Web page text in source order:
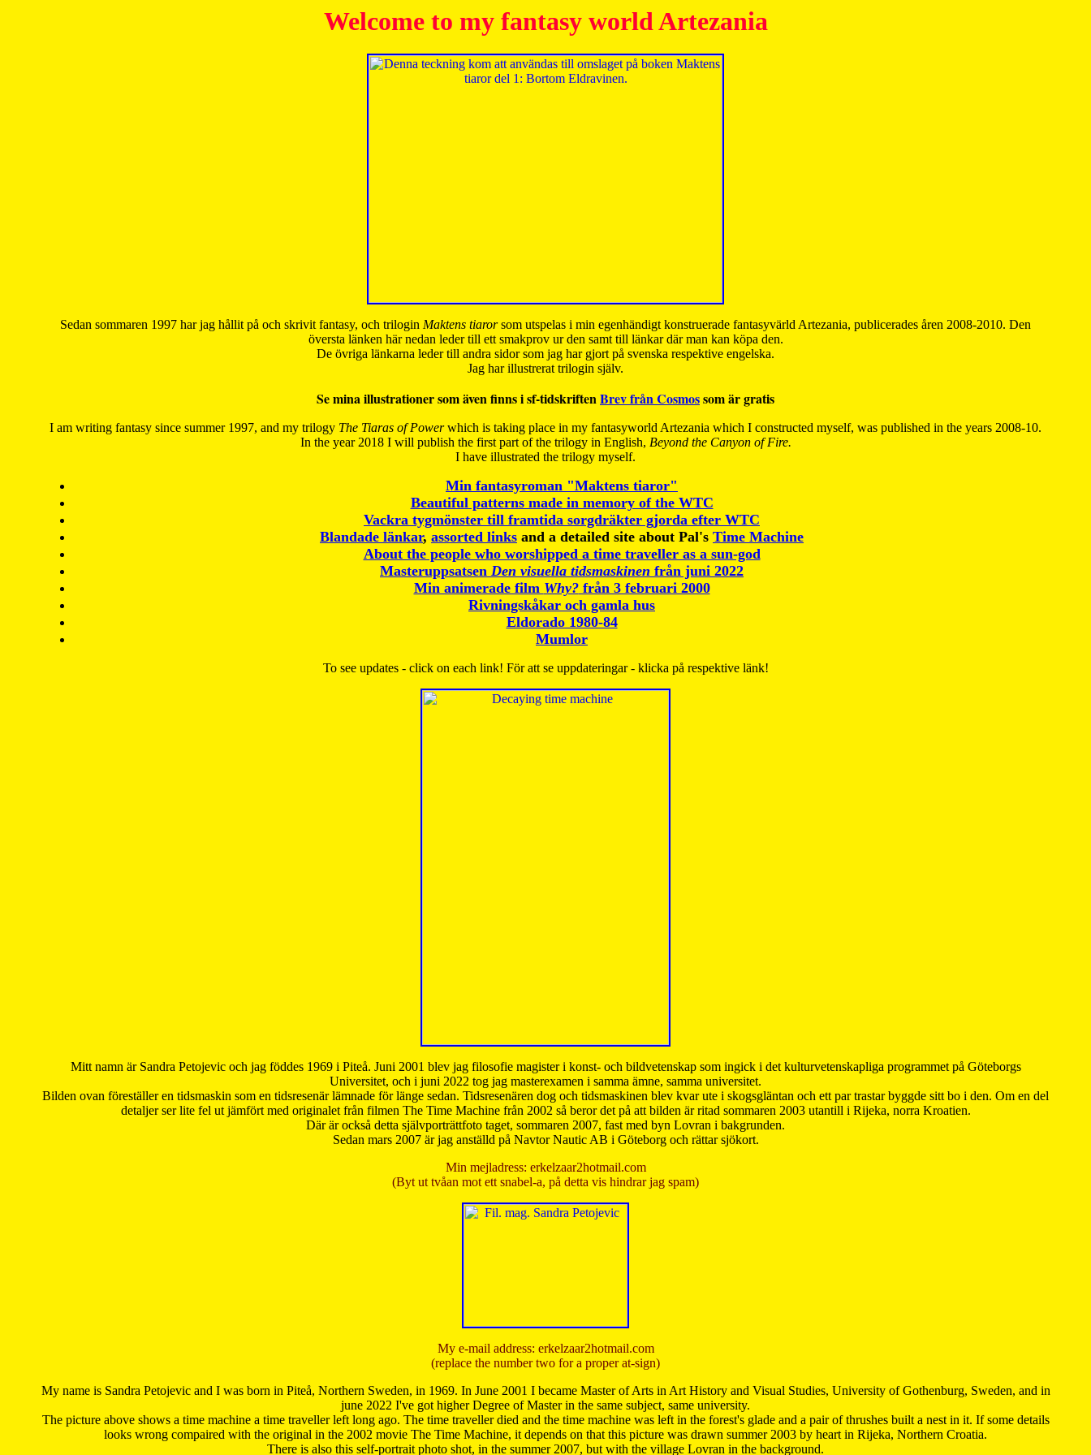
Welcome to my fantasy world Artezania
Sedan sommaren 1997 har jag hållit på och skrivit fantasy, och trilogin Maktens tiarorsom utspelas i min egenhändigt konstruerade fantasyvärld Artezania, publicerades åren 2008-2010. Den
översta länken här nedan leder till ett smakprov ur den samt till länkar där man kan köpa den.
De övriga länkarna leder till andra sidor som jag har gjort på svenska respektive engelska.
Jag har illustrerat trilogin själv.
Se mina illustrationer som även finns i sf-tidskriftenBrev från Cosmossom är gratis
I am writing fantasy since summer 1997, and my trilogy The Tiaras of Powerwhich is taking place in my fantasyworld Artezania which I constructed myself, was published in the years 2008-10.
In the year 2018 I will publish the first part of the trilogy in English, Beyond the Canyon of Fire.
I have illustrated the trilogy myself.
Min fantasyroman "Maktens tiaror"
Beautiful patterns made in memory of the WTC
Vackra tygmönster till framtida sorgdräkter gjorda efter WTC
Blandade länkar, assorted links and a detailed site about Pal's Time Machine
About the people who worshipped a time traveller as a sun-god
Masteruppsatsen Den visuella tidsmaskinen från juni 2022
Min animerade film Why?från 3 februari 2000
Rivningskåkar och gamla hus
Eldorado 1980-84
Mumlor
To see updates - click on each link! För att se uppdateringar - klicka på respektive länk!
Mitt namn är Sandra Petojevic och jag föddes 1969 i Piteå. Juni 2001 blev jag filosofie magister i konst- och bildvetenskap som ingick i det kulturvetenskapliga programmet på Göteborgs
Universitet, och i juni 2022 tog jag masterexamen i samma ämne, samma universitet.
Bilden ovan föreställer en tidsmaskin som en tidsresenär lämnade för länge sedan. Tidsresenären dog och tidsmaskinen blev kvar ute i skogsgläntan och ett par trastar byggde sitt bo i den. Om en del
detaljer ser lite fel ut jämfört med originalet från filmen The Time Machine från 2002 så beror det på att bilden är ritad sommaren 2003 utantill i Rijeka, norra Kroatien.
Där är också detta självporträttfoto taget, sommaren 2007, fast med byn Lovran i bakgrunden.
Sedan mars 2007 är jag anställd på Navtor Nautic AB i Göteborg och rättar sjökort.
Min mejladress: erkelzaar2hotmail.com
(Byt ut tvåan mot ett snabel-a, på detta vis hindrar jag spam)
My e-mail address: erkelzaar2hotmail.com
(replace the number two for a proper at-sign)
My name is Sandra Petojevic and I was born in Piteå, Northern Sweden, in 1969. In June 2001 I became Master of Arts in Art History and Visual Studies, University of Gothenburg, Sweden, and in
june 2022 I've got higher Degree of Master in the same subject, same university.
The picture above shows a time machine a time traveller left long ago. The time traveller died and the time machine was left in the forest's glade and a pair of thrushes built a nest in it. If some details
looks wrong compaired with the original in the 2002 movie The Time Machine, it depends on that this picture was drawn summer 2003 by heart in Rijeka, Northern Croatia.
There is also this self-portrait photo shot, in the summer 2007, but with the village Lovran in the background.